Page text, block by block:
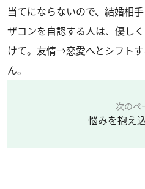
当てにならないので、結婚相
ザコンを自認する人は、優し
けて。友情→恋愛へとシフト
ん。
次のペ
悩みを抱え